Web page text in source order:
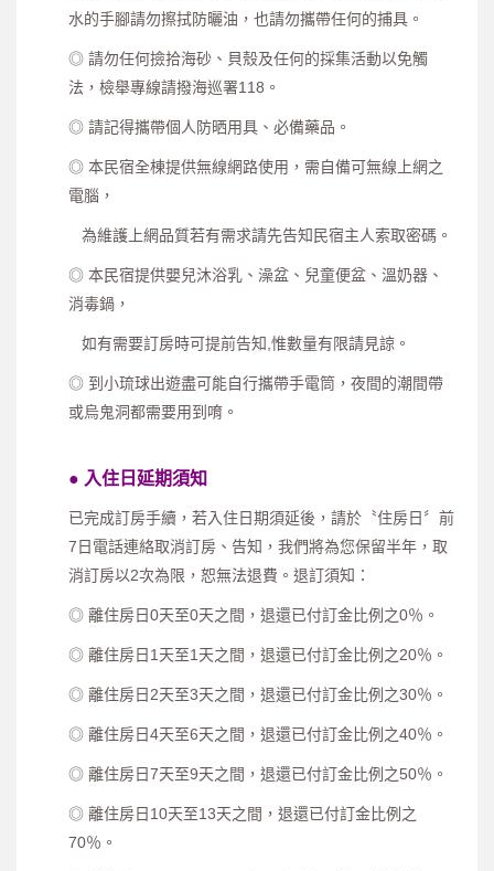
水的手腳請勿擦拭防曬油，也請勿攜帶任何的捕具。
◎ 請勿任何撿拾海砂、貝殼及任何的採集活動以免觸
法，檢舉專線請撥海巡署118。
◎ 請記得攜帶個人防晒用具、必備藥品。
◎ 本民宿全棟提供無線網路使用，需自備可無線上網之
電腦，
為維護上網品質若有需求請先告知民宿主人索取密碼。
◎ 本民宿提供嬰兒沐浴乳、澡盆、兒童便盆、溫奶器、
消毒鍋，
如有需要訂房時可提前告知,惟數量有限請見諒。
◎ 到小琉球出遊盡可能自行攜帶手電筒，夜間的潮間帶
或烏鬼洞都需要用到唷。
● 入住日延期須知
已完成訂房手續，若入住日期須延後，請於〝住房日〞前
7日電話連絡取消訂房、告知，我們將為您保留半年，取
消訂房以2次為限，恕無法退費。退訂須知：
◎ 離住房日0天至0天之間，退還已付訂金比例之0％。
◎ 離住房日1天至1天之間，退還已付訂金比例之20％。
◎ 離住房日2天至3天之間，退還已付訂金比例之30％。
◎ 離住房日4天至6天之間，退還已付訂金比例之40％。
◎ 離住房日7天至9天之間，退還已付訂金比例之50％。
◎ 離住房日10天至13天之間，退還已付訂金比例之
70％。